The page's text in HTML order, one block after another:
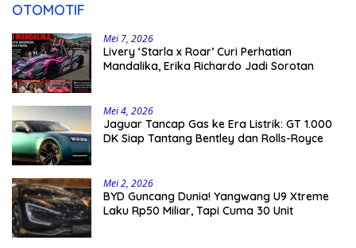
OTOMOTIF
Mei 7, 2026
Livery ‘Starla x Roar’ Curi Perhatian
Mandalika, Erika Richardo Jadi Sorotan
Mei 4, 2026
Jaguar Tancap Gas ke Era Listrik: GT 1.000
DK Siap Tantang Bentley dan Rolls-Royce
Mei 2, 2026
BYD Guncang Dunia! Yangwang U9 Xtreme
Laku Rp50 Miliar, Tapi Cuma 30 Unit